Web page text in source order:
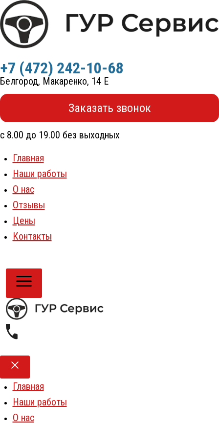
Перейти
к
содержимому
+7 (472) 242-10-68
Белгород, Макаренко, 14 Е
Заказать звонок
с 8.00 до 19.00 без выходных
Главная
Наши работы
О нас
Отзывы
Цены
Контакты
Главная
Наши работы
О нас